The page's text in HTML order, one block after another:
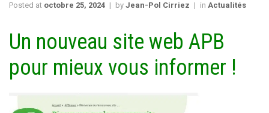
Posted at octobre 25, 2024 by Jean-Pol Cirriez in Actualités
Un nouveau site web APB
pour mieux vous informer !